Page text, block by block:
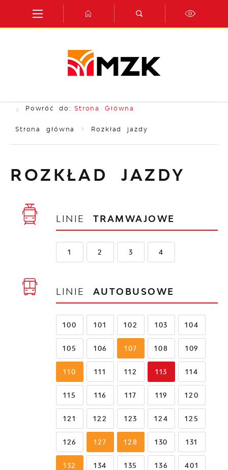
Przejdź do menu.
Przejdź do wyszukiwarki.
Przejdź do treści.
Przejdź do ustawień wielkości czcionki.
Włącz wersję kontrastową strony.
Powróć do: Strona Główna
Strona główna Rozkład jazdy
ROZKŁAD JAZDY
LINIE TRAMWAJOWE
1 2 3 4
LINIE AUTOBUSOWE
100 101 102 103 104
105 106 107 108 109
110 111 112 113 114
115 116 117 119 120
121 122 123 124 125
126 127 128 130 131
132 134 135 136 401